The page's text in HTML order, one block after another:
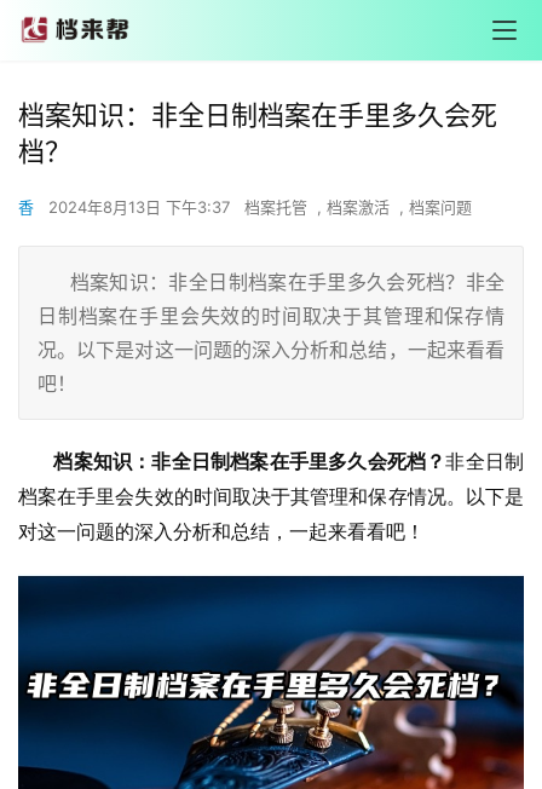
档案知识：非全日制档案在手里多久会死
档？
香 2024年8月13日 下午3:37 档案托管 , 档案激活 , 档案问题
档案知识：非全日制档案在手里多久会死档？非全
日制档案在手里会失效的时间取决于其管理和保存情
况。以下是对这一问题的深入分析和总结，一起来看看
吧！
档案知识：非全日制档案在手里多久会死档？非全日制
档案在手里会失效的时间取决于其管理和保存情况。以下是
对这一问题的深入分析和总结，一起来看看吧！